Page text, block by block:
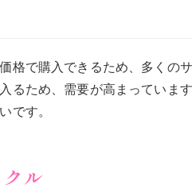
格で購入できるため、多くの
るため、需要が高まっていま
です。
ル